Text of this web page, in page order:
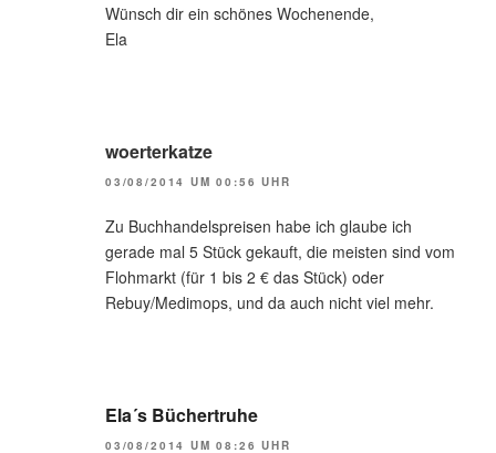
Wünsch dir ein schönes Wochenende,
Ela
woerterkatze
03/08/2014 UM 00:56 UHR
Zu Buchhandelspreisen habe ich glaube ich
gerade mal 5 Stück gekauft, die meisten sind vom
Flohmarkt (für 1 bis 2 € das Stück) oder
Rebuy/Medimops, und da auch nicht viel mehr.
Ela´s Büchertruhe
03/08/2014 UM 08:26 UHR